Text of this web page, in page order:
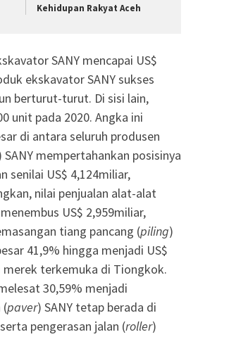
Kehidupan Rakyat Aceh
SANY mencapai US$
ekskavator SANY sukses
berturut-turut. Di sisi lain,
unit pada 2020. Angka ini
di antara seluruh produsen
SANY mempertahankan posisinya
senilai US$ 4,124miliar,
nilai penjualan alat-alat
US$ 2,959miliar,
tiang pancang (piling)
41,9% hingga menjadi US$
merek terkemuka di Tiongkok.
30,59% menjadi
(paver) SANY tetap berada di
pengerasan jalan (roller)